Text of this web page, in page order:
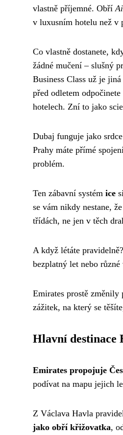
vlastně příjemné. Obří
v luxusním hotelu než v
Co vlastně dostanete,
žádné mučení – slušný
Business Class už je
před odletem
hotelech. Zní to jako
Dubaj funguje jako
Prahy máte přímé
problém.
Ten zábavní systém ice
se vám nikdy nestane,
třídách, ne jen v těch
A když létáte
bezplatný let nebo
Emirates prostě
zážitek, na který se
Hlavní destinace
Emirates propojuje
podívat na mapu jejich
Z Václava Havla
jako obří křižovatka,